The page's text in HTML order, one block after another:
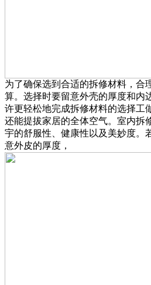
为了确保选到合适的拆修材料，合
算。选择时要留意外壳的厚度和内
许更轻松地完成拆修材料的选择工
还能提拔家居的全体空气。室内拆
宇的舒服性、健康性以及美妙度。
意外皮的厚度，